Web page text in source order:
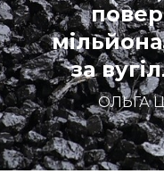
за
ОЛЬГА